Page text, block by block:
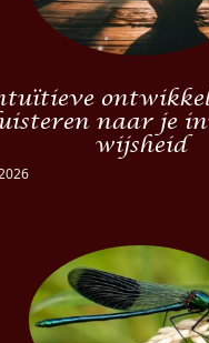
naar je
wijsheid